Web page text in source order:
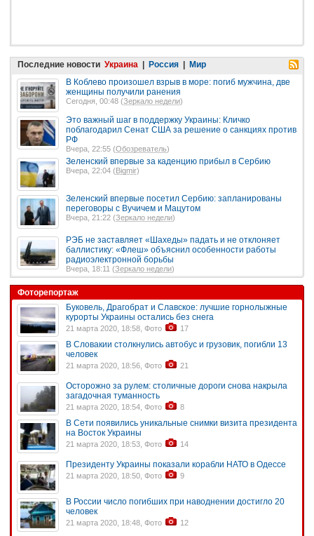
Последние новости Украина Россия
Мир
В Коблево произошел взрыв в море: погиб мужчина, две
женщины получили ранения
Сегодня, 00:48 (Зеркало недели)
Это важный шаг в поддержку Украины: Кличко
поблагодарил Сенат США за решение о санкциях против
РФ
Вчера, 22:55 (Обозреватель)
Зеленский впервые за каденцию прибыл в Сербию
Вчера, 22:04 (Bigmir)
Зеленский впервые посетил Сербию: запланированы
переговоры с Вучичем и Мацутом
Вчера, 21:22 (Зеркало недели)
РЭБ не заставляет «Шахеды» падать и не отклоняет
баллистику: «Флеш» объяснил особенности работы
радиоэлектронной борьбы
Вчера, 18:11 (Зеркало недели)
Фоторепортаж
Буковель, Драгобрат и Славское: лучшие горнолыжные
курорты Украины остались без снега
21 марта 2020, 18:58, Фото 17
В Словакии столкнулись автобус и грузовик, погибли 13
человек
21 марта 2020, 18:56, Фото 21
Осторожно за рулем: столичные дороги снова накрыла
загадочная туманность
21 марта 2020, 18:54, Фото 8
В Сети появились уникальные снимки визита президента
на Восток Украины
21 марта 2020, 18:53, Фото 14
Президенту Украины показали корабли НАТО в Одессе
21 марта 2020, 18:50, Фото 9
В России число погибших при наводнении достигло 20
человек
21 марта 2020, 18:48, Фото 12